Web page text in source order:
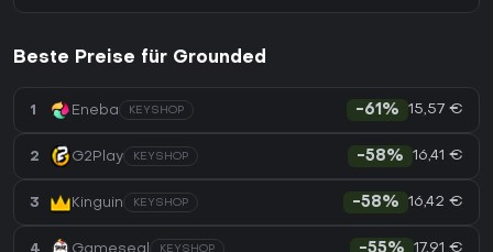
Beste Preise für Grounded
1 Eneba KEYSHOP -61% 15,57 €
2 G2Play KEYSHOP -58% 16,41 €
3 Kinguin KEYSHOP -58% 16,42 €
4 Gameseal KEYSHOP 17,91 €